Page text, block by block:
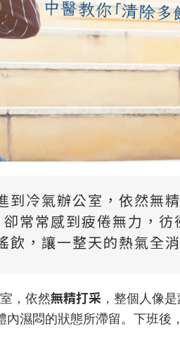
冷氣辦公室，依然無
常常感到疲倦無力，彷
，讓一整天的熱氣全
，依然無精打采 ，整個人像
濕悶的狀態所滯留。下班後